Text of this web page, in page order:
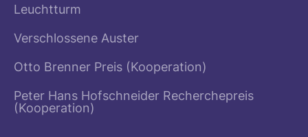
Leuchtturm
Verschlossene Auster
Otto Brenner Preis (Kooperation)
Peter Hans Hofschneider Recherchepreis
(Kooperation)